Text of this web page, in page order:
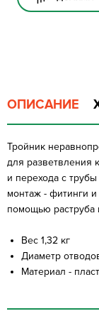
ОПИСАНИЕ
Тройник
для разветвления
и перехода с
монтаж - фитинги
помощью раструба
Вес 1,32 кг
Диаметр
Материал -